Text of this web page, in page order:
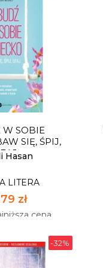
PRZEZ
DOGADAĆ
Z...
LITERA
zł
cena
34
SOBIE
SIĘ, ŚPIJ,
Hasan
LITERA
zł
cena
-32%